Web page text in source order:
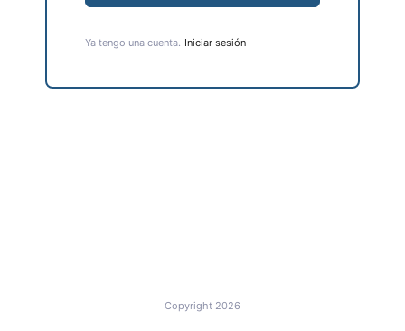
Ya tengo una cuenta. Iniciar sesión
Copyright 2026